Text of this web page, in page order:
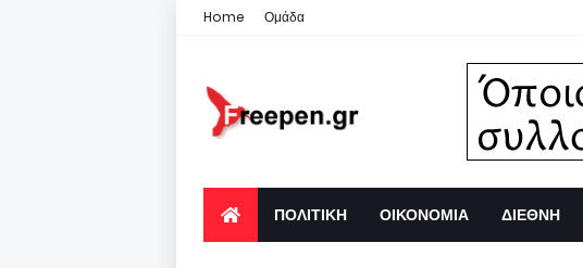
Home Ομάδα
ΠΟΛΙΤΙΚΗ ΟΙΚΟΝΟΜΙΑ ΔΙΕΘΝΗ